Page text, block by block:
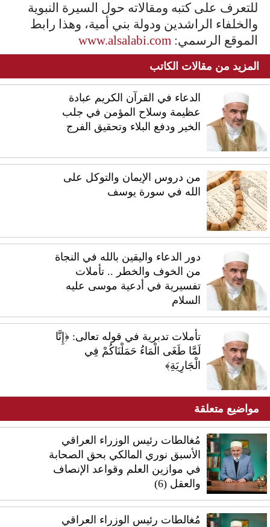
للتعرف على كتبه ومقالاته حول السيرة النبوية
والخلفاء الراشدين ودولة بني أمية، وهذا رابط
الموقع الرسمي: www.alsalabi.com
المزيد من مقالات الكاتب
الدعاء في القرآن الكريم عبادة
عظيمة وسلاح المؤمن في جلب
الخير ودفع البلاء وتحقيق الفرج
من دروس الإيمان والتوكل على
الله في سورة يوسف
دور الدعاء واليقين بالله في النجاة
من الخوف والخطر .. تأملات
تفسيرية في أدعية موسى عليه
السلام
تأملات تدبرية في قوله تعالى: ﴿إِنَّا
لَمَّا طَغَى الْمَاءُ حَمَلْنَاكُمْ فِي
الْجَارِيَةِ﴾
مواضيع متعلقة
مُغالطات رئيس الوزراء العراقي
الأسبق نوري المالكي بحق الصحابة
في موازين العلم وقواعد الإنصاف
والعقل (6)
مُغالطات رئيس الوزراء العراقي